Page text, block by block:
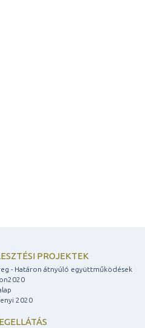
PROJEKTEK
- Határon átnyúló együttműködések
2020